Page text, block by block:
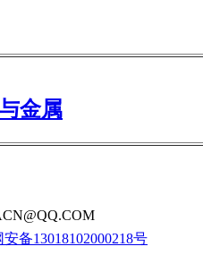
金属
备13018102000218号